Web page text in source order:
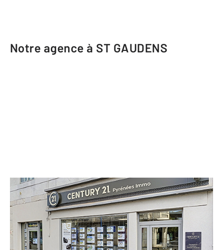
Notre agence à ST GAUDENS
CENTURY 21 Pyrénées Immo
10 avenue François Mitterrand
ST GAUDENS - 31800